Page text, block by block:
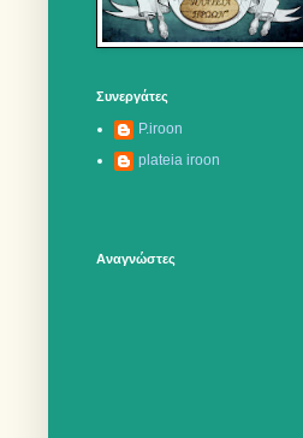
Συνεργάτες
P.iroon
plateia iroon
Αναγνώστες